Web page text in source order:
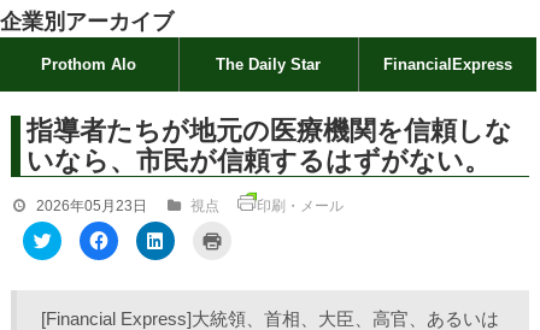
企業別アーカイブ
Prothom Alo The Daily Star FinancialExpress
指導者たちが地元の医療機関を信頼しな
いなら、市民が信頼するはずがない。
2026年05月23日 視点
印刷・メール
ク
リ
て
T
F
a
o
o
ク
リ
L
て
印
[Financial Express]大統領、首相、大臣、高官、あるいは